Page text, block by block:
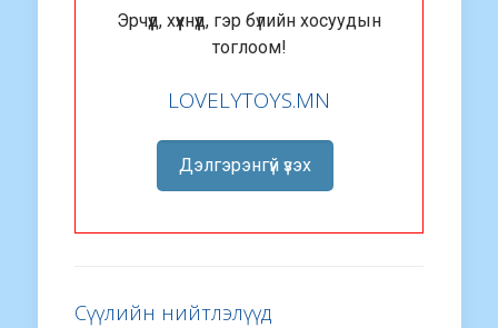
Эрчүүд, хүүхнүүд, гэр бүлийн хосуудын
тоглоом!
LOVELYTOYS.MN
Дэлгэрэнгүй үзэх
Сүүлийн нийтлэлүүд